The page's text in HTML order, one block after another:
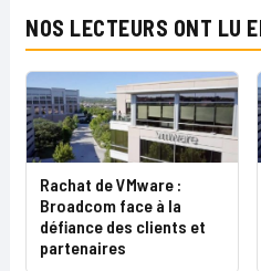
NOS LECTEURS ONT LU
Rachat de VMware :
Broadcom face à la
défiance des clients et
partenaires